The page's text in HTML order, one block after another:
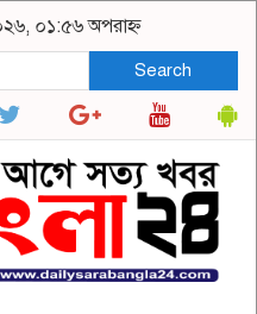
০১:৫৬ অপরাহ্ন
Search